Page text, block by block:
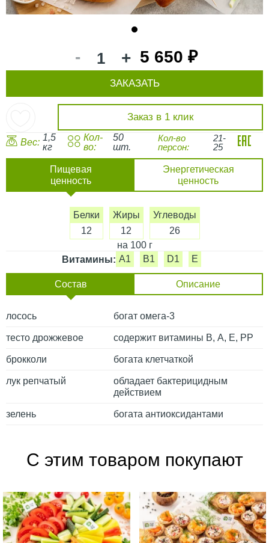
- + 5 650 ₽
Заказ в 1 клик
ЗАКАЗАТЬ
Вес: 1,5
кг
Кол-
во:
50
шт.
Кол-во
персон:
21-
25
Пищевая
ценность
Энергетическая
ценность
Белки
12
Жиры
12
Углеводы
26
на 100 г
Витамины: A1 B1 D1 E
Состав Описание
лосось богат омега-3
тесто дрожжевое содержит витамины В, А, Е, РР
брокколи богата клетчаткой
лук репчатый
обладает бактерицидным
действием
зелень богата антиоксидантами
С этим товаром покупают